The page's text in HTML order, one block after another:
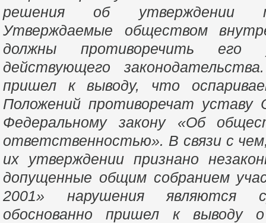
решения об утверждении
Утверждаемые обществом
должны противоречить
действующего
пришел к выводу, что
Положений противоречат
Федеральному закону «Об
ответственностью». В связи с
их утверждении признано
допущенные общим собранием
2001» нарушения являются
обоснованно пришел к выводу